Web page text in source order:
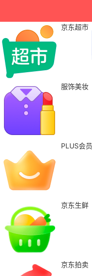
京东超市
服饰美妆
PLUS会员
京东生鲜
京东拍卖